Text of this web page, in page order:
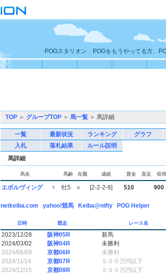
POGスタリオン POGをもうやってる方、
TOP ＞ グループTOP ＞ 馬一覧 ＞ 馬詳細
一覧 最新状況 ランキング グラフ
入札
落札結果
ルール説明
馬詳細
馬名 馬齢 在厩 成績 賞金 直近 収
エボルヴィング ▼ 牡5 ○ [2-2-2-8] 510 900
netkeiba.com yahoo!競馬 Keiba@nifty POG Helper
日時 競走 レース名
2023/12/28 阪神05R 新馬
2024/03/02
阪神04R 未勝利
2024/06/09
京都06R 未勝利
2024/11/24
京都07R ５００万円以下
2024/12/15
京都08R ５００万円以下